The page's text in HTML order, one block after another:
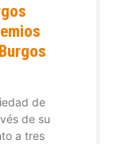
de
de su
a tres